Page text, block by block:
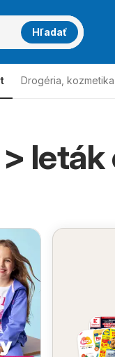
Hľadať
Drogéria, kozmetika
leták